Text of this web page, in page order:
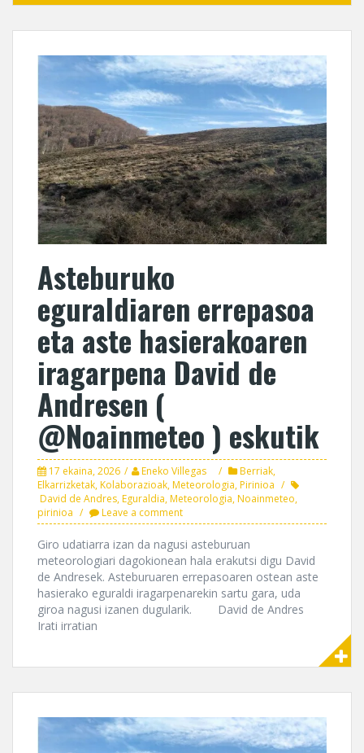
Asteburuko
eguraldiaren errepasoa
eta aste hasierakoaren
iragarpena David de
Andresen (
@Noainmeteo ) eskutik
17 ekaina, 2026 Eneko Villegas Berriak,
Elkarrizketak,Kolaborazioak,Meteorologia,Pirinioa
David de Andres,Eguraldia,Meteorologia,Noainmeteo,
pirinioa
Leave a comment
Giro udatiarra izan da nagusi asteburuan
meteorologiari dagokionean hala erakutsi digu David
de Andresek. Asteburuaren errepasoaren ostean aste
hasierako eguraldi iragarpenarekin sartu gara, uda
giroa nagusi izanen dugularik. David de Andres
Irati irratian